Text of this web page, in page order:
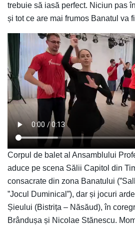
trebuie să iasă perfect. Niciun pas
și tot ce are mai frumos Banatul va
Corpul de balet al Ansamblului
aduce pe scena Sălii Capitol din
consacrate din zona Banatului
”Jocul Duminical”), dar și jocuri
Șieului (Bistrița – Năsăud), în
Brândușa și Nicolae Stănescu.